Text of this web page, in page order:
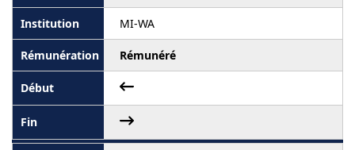
MI-WA
Rémunéré